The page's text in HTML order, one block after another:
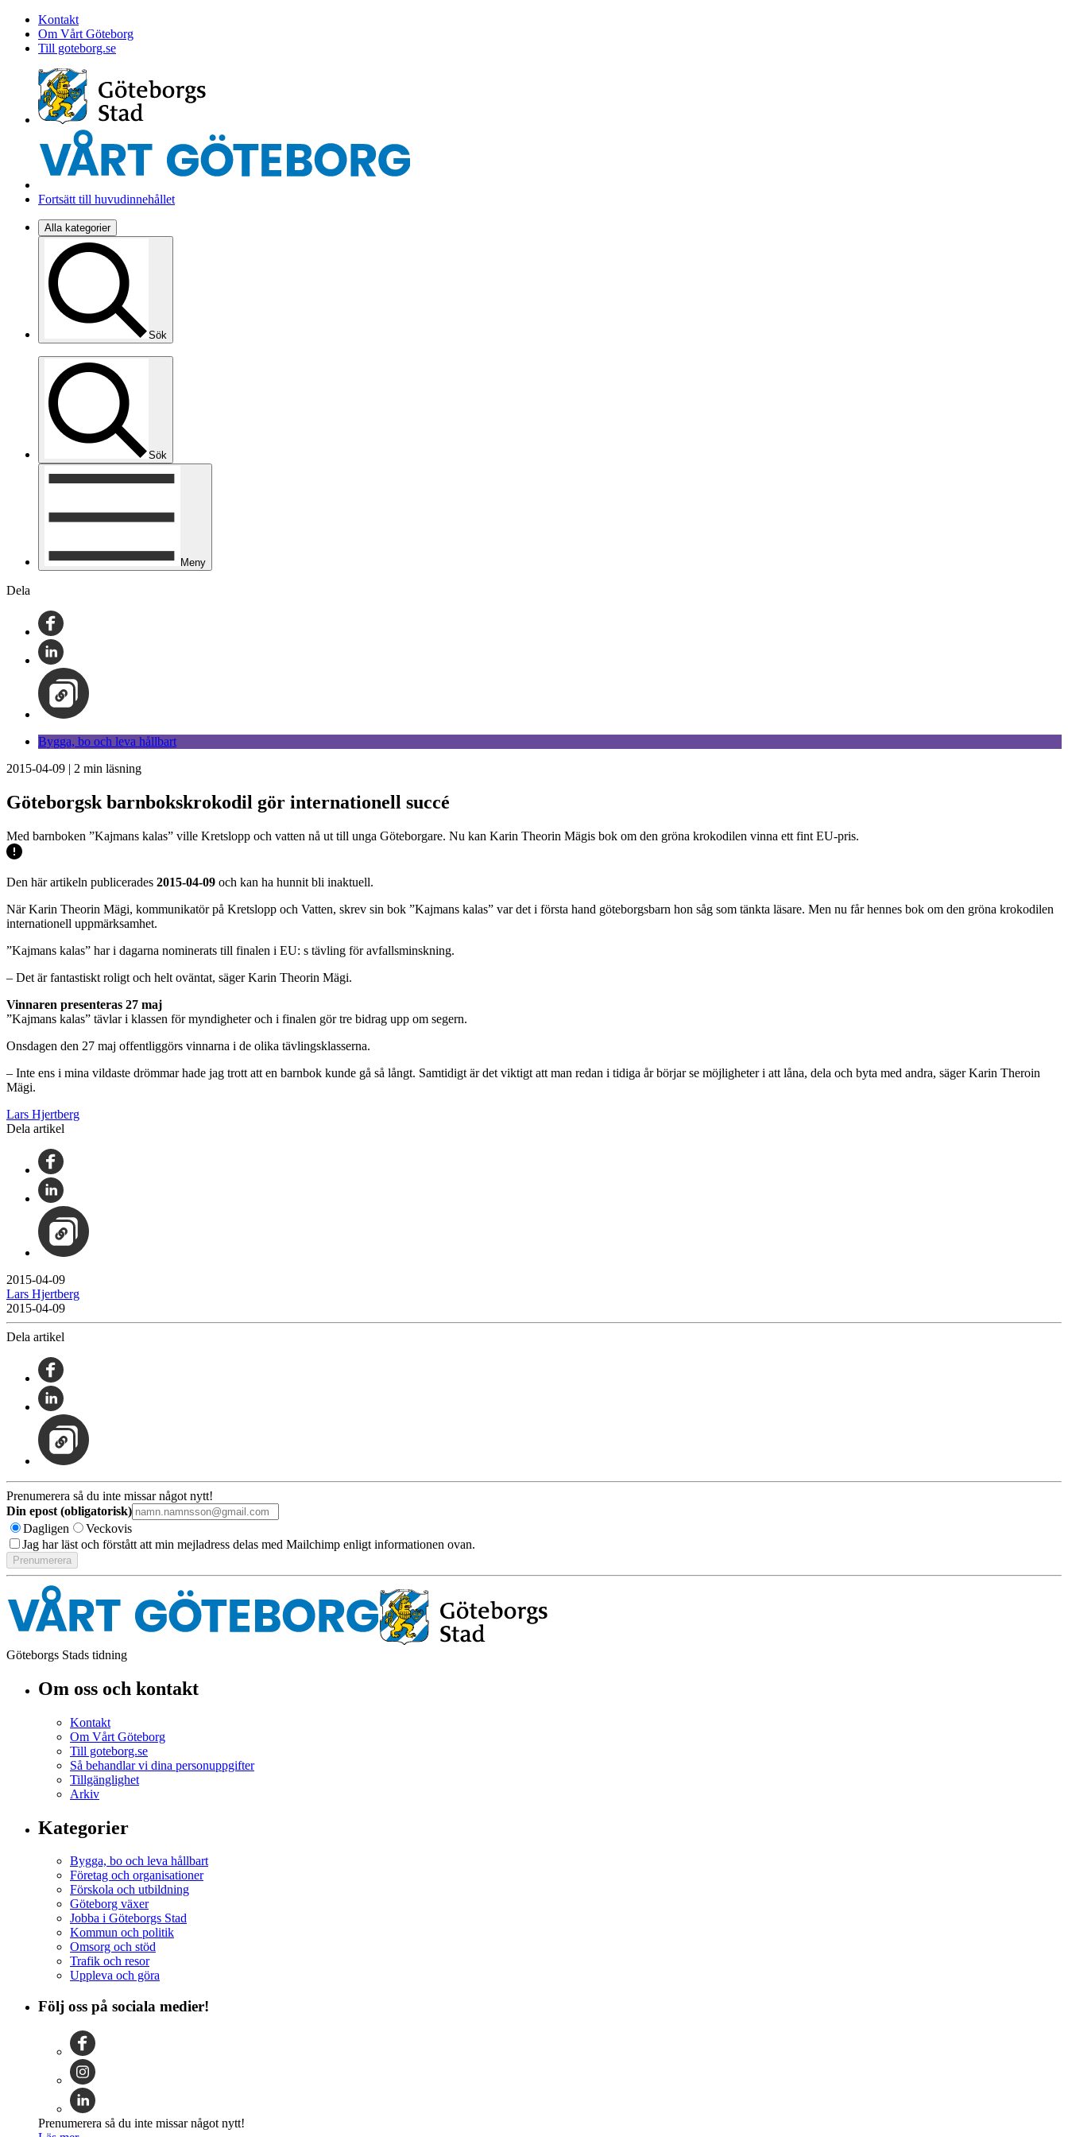
Kontakt
Om Vårt Göteborg
Till goteborg.se
Fortsätt till huvudinnehållet
Alla kategorier
Sök
Sök
Meny
Dela
Bygga, bo och leva hållbart
2015-04-09 | 2 min läsning
Göteborgsk barnbokskrokodil gör internationell succé
Med barnboken ”Kajmans kalas” ville Kretslopp och vatten nå ut till unga Göteborgare. Nu kan Karin Theorin Mägis bok om den gröna krokodilen vinna ett fint EU-pris.
Den här artikeln publicerades 2015-04-09 och kan ha hunnit bli inaktuell.
När Karin Theorin Mägi, kommunikatör på Kretslopp och Vatten, skrev sin bok ”Kajmans kalas” var det i första hand göteborgsbarn hon såg som tänkta läsare. Men nu får hennes bok om den gröna krokodilen
internationell uppmärksamhet.
”Kajmans kalas” har i dagarna nominerats till finalen i EU: s tävling för avfallsminskning.
– Det är fantastiskt roligt och helt oväntat, säger Karin Theorin Mägi.
Vinnaren presenteras 27 maj
”Kajmans kalas” tävlar i klassen för myndigheter och i finalen gör tre bidrag upp om segern.
Onsdagen den 27 maj offentliggörs vinnarna i de olika tävlingsklasserna.
– Inte ens i mina vildaste drömmar hade jag trott att en barnbok kunde gå så långt. Samtidigt är det viktigt att man redan i tidiga år börjar se möjligheter i att låna, dela och byta med andra, säger Karin Theroin
Mägi.
Lars Hjertberg
Dela artikel
2015-04-09
Lars Hjertberg
2015-04-09
Dela artikel
Prenumerera så du inte missar något nytt!
Din epost (obligatorisk)
Dagligen
Veckovis
Jag har läst och förstått att min mejladress delas med Mailchimp enligt informationen ovan.
Göteborgs Stads tidning
Om oss och kontakt
Kontakt
Om Vårt Göteborg
Till goteborg.se
Så behandlar vi dina personuppgifter
Tillgänglighet
Arkiv
Kategorier
Bygga, bo och leva hållbart
Företag och organisationer
Förskola och utbildning
Göteborg växer
Jobba i Göteborgs Stad
Kommun och politik
Omsorg och stöd
Trafik och resor
Uppleva och göra
Följ oss på sociala medier!
Prenumerera så du inte missar något nytt!